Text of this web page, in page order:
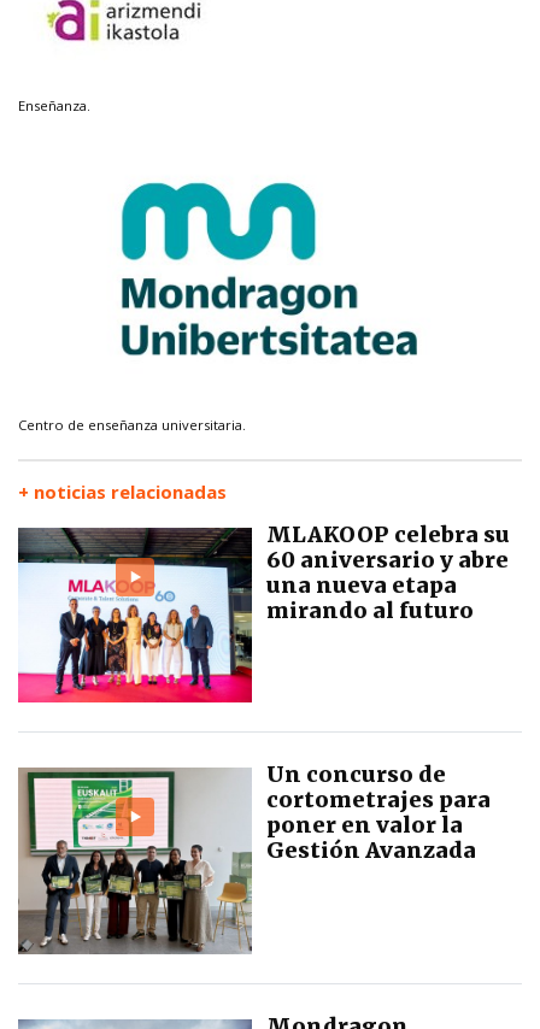
Enseñanza.
Centro de enseñanza universitaria.
+ noticias relacionadas
MLAKOOP celebra su
60 aniversario y abre
una nueva etapa
mirando al futuro
Un concurso de
cortometrajes para
poner en valor la
Gestión Avanzada